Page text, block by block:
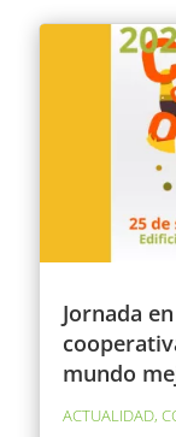
Jornada
mundo
ACTUALIDAD,